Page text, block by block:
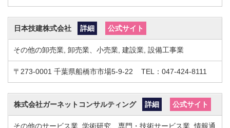
日本技建株式会社 詳細 公式サイト
その他の卸売業, 卸売業、小売業, 建設業, 設備工事業
〒273-0001 千葉県船橋市市場5-9-22 TEL：047-424-8111
株式会社ガーネットコンサルティング 詳細 公式サイト
その他のサービス業, 学術研究、専門・技術サービス業, 情報通